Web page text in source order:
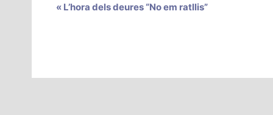
« L’hora dels deures “No em ratllis”